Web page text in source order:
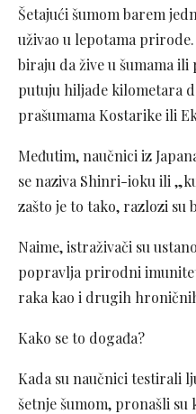
Šetajući šumom barem
uživao u lepotama
biraju da žive u šumama
putuju hiljade kilometara
prašumama Kostarike ili
Međutim, naučnici iz
se naziva Shinri-ioku ili
zašto je to tako, razlozi su
Naime, istraživači su
popravlja prirodni
raka kao i drugih
Kako se to događa?
Kada su naučnici testirali
šetnje šumom, pronašli su